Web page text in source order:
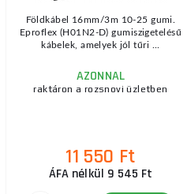
Földkábel 16mm/3m 10-25 gumi.
Eproflex (H01N2-D) gumiszigetelésű
kábelek, amelyek jól tűri ...
AZONNAL
raktáron a rozsnovi üzletben
11 550 Ft
ÁFA nélkül 9 545 Ft